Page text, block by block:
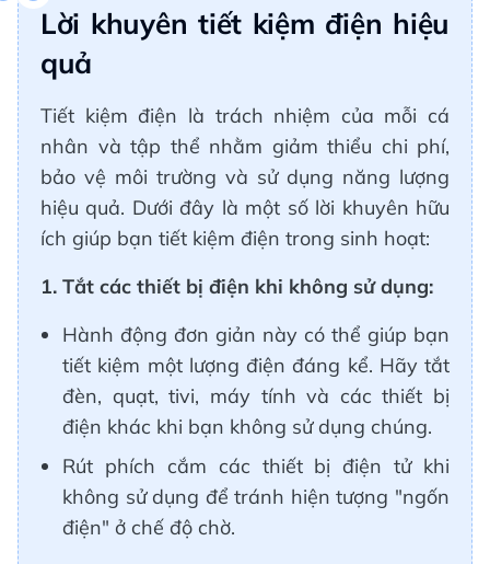
Lời khuyên tiết kiệm điện hiệu
quả
Tiết kiệm điện là trách nhiệm của mỗi cá
nhân và tập thể nhằm giảm thiểu chi phí,
bảo vệ môi trường và sử dụng năng lượng
hiệu quả. Dưới đây là một số lời khuyên hữu
ích giúp bạn tiết kiệm điện trong sinh hoạt:
1. Tắt các thiết bị điện khi không sử dụng:
Hành động đơn giản này có thể giúp bạn
tiết kiệm một lượng điện đáng kể. Hãy tắt
đèn, quạt, tivi, máy tính và các thiết bị
điện khác khi bạn không sử dụng chúng.
Rút phích cắm các thiết bị điện tử khi
không sử dụng để tránh hiện tượng "ngốn
điện" ở chế độ chờ.